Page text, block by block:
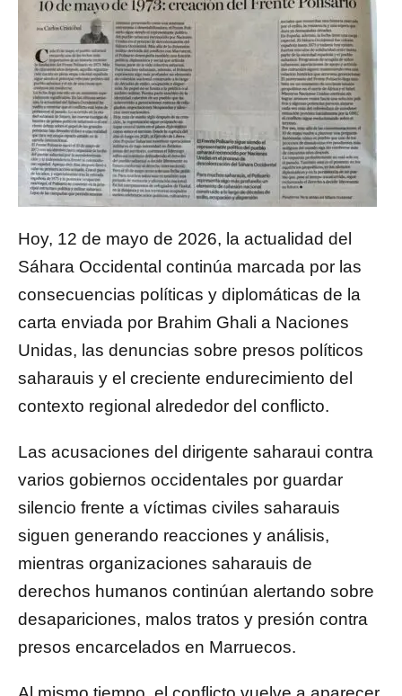
Hoy, 12 de mayo de 2026, la actualidad del
Sáhara Occidental continúa marcada por las
consecuencias políticas y diplomáticas de la
carta enviada por Brahim Ghali a Naciones
Unidas, las denuncias sobre presos políticos
saharauis y el creciente endurecimiento del
contexto regional alrededor del conflicto.
Las acusaciones del dirigente saharaui contra
varios gobiernos occidentales por guardar
silencio frente a víctimas civiles saharauis
siguen generando reacciones y análisis,
mientras organizaciones saharauis de
derechos humanos continúan alertando sobre
desapariciones, malos tratos y presión contra
presos encarcelados en Marruecos.